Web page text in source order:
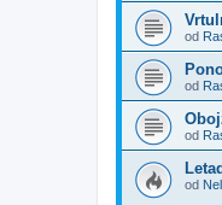
od
od
od
od